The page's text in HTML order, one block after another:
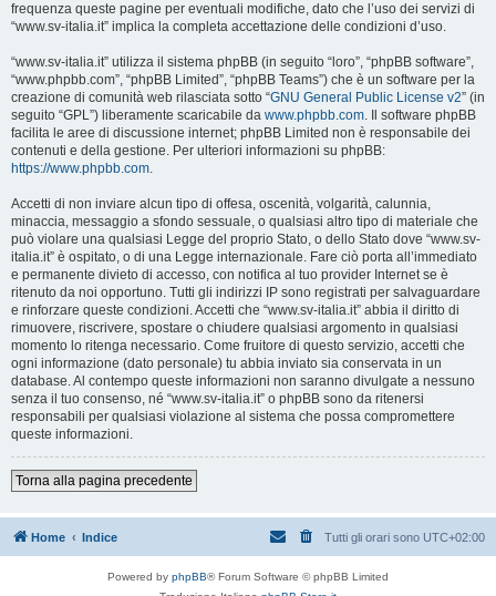
frequenza queste pagine per eventuali modifiche, dato che l’uso dei servizi di
“www.sv-italia.it” implica la completa accettazione delle condizioni d’uso.
“www.sv-italia.it” utilizza il sistema phpBB (in seguito “loro”, “phpBB software”,
“www.phpbb.com”, “phpBB Limited”, “phpBB Teams”) che è un software per la
creazione di comunità web rilasciata sotto “GNU General Public License v2” (in
seguito “GPL”) liberamente scaricabile da www.phpbb.com. Il software phpBB
facilita le aree di discussione internet; phpBB Limited non è responsabile dei
contenuti e della gestione. Per ulteriori informazioni su phpBB:
https://www.phpbb.com.
Accetti di non inviare alcun tipo di offesa, oscenità, volgarità, calunnia,
minaccia, messaggio a sfondo sessuale, o qualsiasi altro tipo di materiale che
può violare una qualsiasi Legge del proprio Stato, o dello Stato dove “www.sv-
italia.it” è ospitato, o di una Legge internazionale. Fare ciò porta all’immediato
e permanente divieto di accesso, con notifica al tuo provider Internet se è
ritenuto da noi opportuno. Tutti gli indirizzi IP sono registrati per salvaguardare
e rinforzare queste condizioni. Accetti che “www.sv-italia.it” abbia il diritto di
rimuovere, riscrivere, spostare o chiudere qualsiasi argomento in qualsiasi
momento lo ritenga necessario. Come fruitore di questo servizio, accetti che
ogni informazione (dato personale) tu abbia inviato sia conservata in un
database. Al contempo queste informazioni non saranno divulgate a nessuno
senza il tuo consenso, né “www.sv-italia.it” o phpBB sono da ritenersi
responsabili per qualsiasi violazione al sistema che possa compromettere
queste informazioni.
Torna alla pagina precedente
Home Indice Tutti gli orari sono UTC+02:00
Powered by phpBB® Forum Software © phpBB Limited